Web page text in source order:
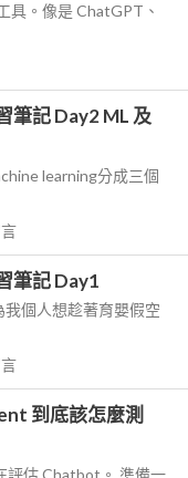
具。像是 ChatGPT、
筆記 Day2 ML 及
learning分成三個
筆記 Day1
個人想趁著育嬰假空
到底該怎麼測
評估 Chatbot。 準備一